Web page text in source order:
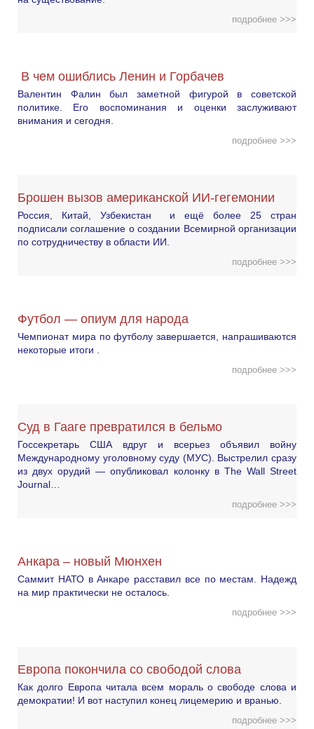
подробнее >>>
В чем ошиблись Ленин и Горбачев
Валентин Фалин был заметной фигурой в советской
политике. Его воспоминания и оценки заслуживают
внимания и сегодня.
подробнее >>>
Брошен вызов американской ИИ-гегемонии
Россия, Китай, Узбекистан и ещё более 25 стран
подписали соглашение о создании Всемирной организации
по сотрудничеству в области ИИ.
подробнее >>>
Футбол — опиум для народа
Чемпионат мира по футболу завершается, напрашиваются
некоторые итоги .
подробнее >>>
Суд в Гааге превратился в бельмо
Госсекретарь США вдруг и всерьез объявил войну
Международному уголовному суду (МУС). Выстрелил сразу
из двух орудий — опубликовал колонку в The Wall Street
Journal…
подробнее >>>
Анкара – новый Мюнхен
Саммит НАТО в Анкаре расставил все по местам. Надежд
на мир практически не осталось.
подробнее >>>
Европа покончила со свободой слова
Как долго Европа читала всем мораль о свободе слова и
демократии! И вот наступил конец лицемерию и вранью.
подробнее >>>